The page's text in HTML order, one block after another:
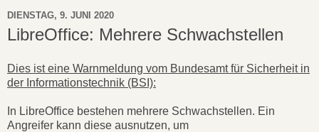
DIENSTAG, 9. JUNI 2020
LibreOffice: Mehrere Schwachstellen
Dies ist eine Warnmeldung vom Bundesamt für Sicherheit in
der Informationstechnik (BSI):
In LibreOffice bestehen mehrere Schwachstellen. Ein
Angreifer kann diese ausnutzen, um